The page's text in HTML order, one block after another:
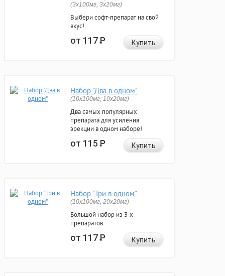
(3x100мг, 3x20мг)
Выбери софт-препарат на свой
вкус!
от 117Р Купить
Набор "Два в одном"
(10x100мг, 10x20мг)
Два самых популярных
препарата для усиления
эрекции в одном наборе!
от 115Р Купить
Набор "Три в одном"
(10x100мг, 20x20мг)
Большой набор из 3-х
препаратов.
от 117Р Купить